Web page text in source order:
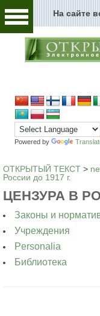
На сайте
Powered by
ОТКРЫТЫЙ ТЕКСТ >
России до 1917 г.
ЦЕНЗУРА В
Законы и
Учреждения
Personalia
Библиотека
Человек и текст
Текст пространства
Текст истории
Текст музыки
Текст музея
Глоссарий
Новости сайта